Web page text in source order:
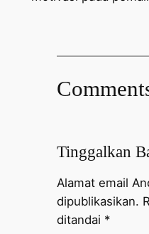
Tinggalkan
Alamat email
dipublikasikan.
ditandai *